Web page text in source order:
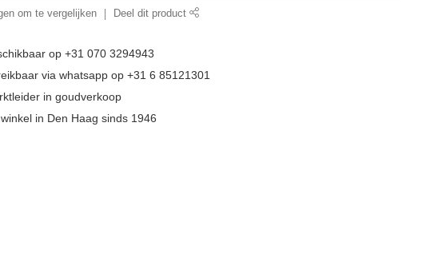
om te vergelijken Deel dit product
op +31 070 3294943
via whatsapp op +31 6 85121301
in goudverkoop
in Den Haag sinds 1946